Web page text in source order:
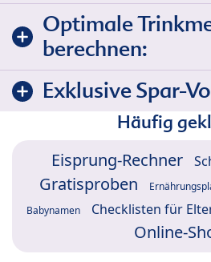
Optimale
berechnen:
Exklusive Spar-
Häufig
Eisprung-Rechner
Gratisproben
Babynamen Checklisten für
Online-